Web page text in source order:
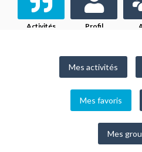
Activités Profil
Mes activités
Mes favoris
Mes